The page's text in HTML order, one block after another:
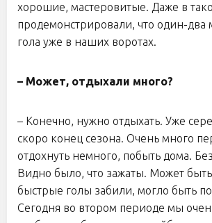
хорошие, мастеровитые. Даже в
продемонстрировали, что один-два
гола уже в наших воротах.
– Может, отдыхали много?
– Конечно, нужно отдыхать. Уже
скоро конец сезона. Очень много
отдохнуть немного, побыть дома.
Видно было, что зажаты. Может
быстрые голы забили, могло быть
Сегодня во втором периоде мы